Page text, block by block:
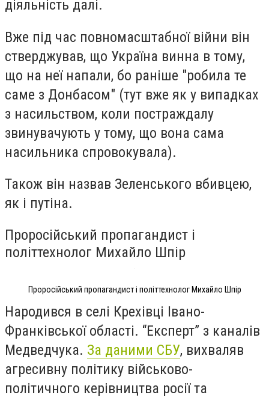
діяльність далі.
Вже під час повномасштабної війни він
стверджував, що Україна винна в тому,
що на неї напали, бо раніше "робила те
саме з Донбасом" (тут вже як у випадках
з насильством, коли постраждалу
звинувачують у тому, що вона сама
насильника спровокувала).
Також він назвав Зеленського вбивцею,
як і путіна.
Проросійський пропагандист і
політтехнолог Михайло Шпір
Проросійський пропагандист і політтехнолог Михайло Шпір
Народився в селі Крехівці Івано-
Франківської області. “Експерт” з каналів
Медведчука. За даними СБУ, вихваляв
агресивну політику військово-
політичного керівництва росії та